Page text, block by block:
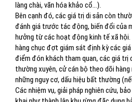
làng chài, văn hóa khảo cổ...).
Bên cạnh đó, các giá trị di sản còn
đánh giá trước tác động, biến đổi của
hưởng từ các hoạt động kinh tế xã hội.
hàng chục đợt giám sát định kỳ các
điểm đón khách tham quan, các giá
thường xuyên, cử cán bộ theo dõi hàng
những nguy cơ, dấu hiệu bất thường
Các nhiệm vụ, giải pháp nghiên cứu,